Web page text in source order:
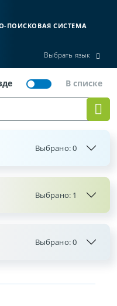
ПОИСКОВАЯ СИСТЕМА
Выбрать язык
Выбрано:0
Выбрано: 1
Выбрано:0